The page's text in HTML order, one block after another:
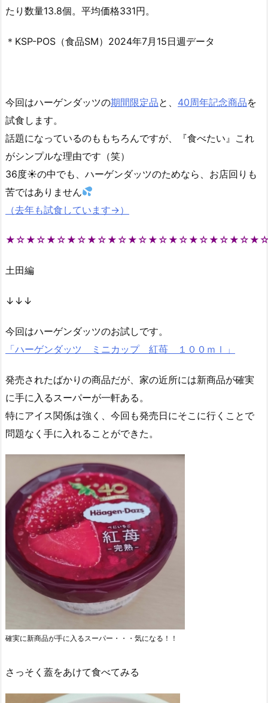
たり数量13.8個。平均価格331円。
＊KSP-POS（食品SM）2024年7月15日週データ
今回はハーゲンダッツの期間限定品と、 40周年記念商品を
試食します。
話題になっているのももちろんですが、『食べたい』これ
がシンプルな理由です（笑）
36度☀の中でも、ハーゲンダッツのためなら、お店回りも
苦ではありません
（去年も試食しています→）
土田編
↓↓↓
今回はハーゲンダッツのお試しです。
「ハーゲンダッツ ミニカップ 紅苺 １００ｍｌ」
発売されたばかりの商品だが、家の近所には新商品が確実
に手に入るスーパーが一軒ある。
特にアイス関係は強く、今回も発売日にそこに行くことで
問題なく手に入れることができた。
確実に新商品が手に入るスーパー・・・気になる！！
さっそく蓋をあけて食べてみる